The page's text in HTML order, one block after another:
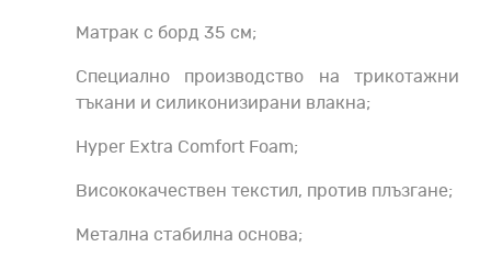
Матрак с борд 35 см;
Специално производство на трикотажни
тъкани и силиконизирани влакна;
Hyper Extra Comfort Foam;
Висококачествен текстил, против плъзгане;
Метална стабилна основа;